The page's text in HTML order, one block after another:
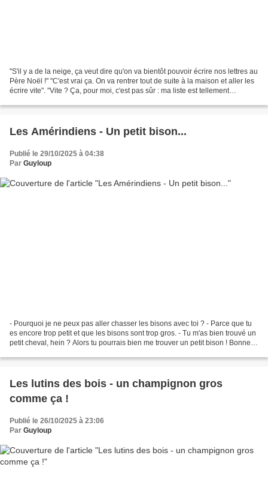
"S'il y a de la neige, ça veut dire qu'on va bientôt pouvoir écrire nos lettres au
Père Noël !" "C'est vrai ça. On va rentrer tout de suite à la maison et aller les
écrire vite". "Vite ? Ça, pour moi, c'est pas sûr : ma liste est tellement
Les Amérindiens - Un petit bison...
Publié le 29/10/2025 à 04:38
Par Guyloup
- Pourquoi je ne peux pas aller chasser les bisons avec toi ? - Parce que tu
es encore trop petit et que les bisons sont trop gros. - Tu m'as bien trouvé un
petit cheval, hein ? Alors tu pourrais bien me trouver un petit bison ! Bonne
Les lutins des bois - un champignon gros
comme ça !
Publié le 26/10/2025 à 23:06
Par Guyloup